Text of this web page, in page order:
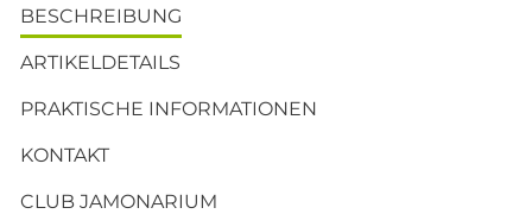
BESCHREIBUNG
ARTIKELDETAILS
PRAKTISCHE INFORMATIONEN
KONTAKT
CLUB JAMONARIUM